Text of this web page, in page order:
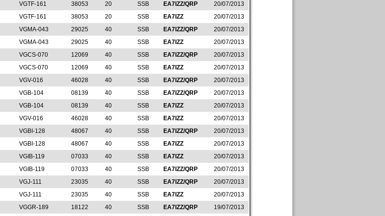
VGTF-161 38053 20 SSB EA7IZZ/QRP
20/07/2013
VGTF-161 38053 20 SSB EA7IZZ
20/07/2013
VGMA-043 29025 40 SSB EA7IZZ/QRP
20/07/2013
VGMA-043 29025 40 SSB EA7IZZ
20/07/2013
VGCS-070 12069 40 SSB EA7IZZ/QRP
20/07/2013
VGCS-070 12069 40 SSB EA7IZZ
20/07/2013
VGV-016 46028 40 SSB EA7IZZ/QRP
20/07/2013
VGB-104 08139 40 SSB EA7IZZ/QRP
20/07/2013
VGB-104 08139 40 SSB EA7IZZ
20/07/2013
VGV-016 46028 40 SSB EA7IZZ
20/07/2013
VGBI-128 48067 40 SSB EA7IZZ/QRP
20/07/2013
VGBI-128 48067 40 SSB EA7IZZ
20/07/2013
VGIB-119 07033 40 SSB EA7IZZ
20/07/2013
VGIB-119 07033 40 SSB EA7IZZ/QRP
20/07/2013
VGJ-111 23035 40 SSB EA7IZZ/QRP
20/07/2013
VGJ-111 23035 40 SSB EA7IZZ
20/07/2013
VGGR-189 18122 40 SSB EA7IZZ/QRP
19/07/2013